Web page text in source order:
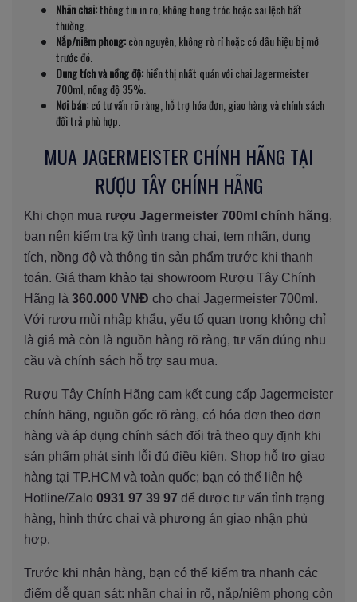
Nhãn chai:thông tin in rõ, không bong tróc hoặc sai lệch bất
thường.
Nắp/niêm phong:còn nguyên, không rò rỉ hoặc có dấu hiệu bị mở
trước đó.
Dung tích và nồng độ:hiển thị nhất quán với chai Jagermeister
700ml, nồng độ 35%.
Nơi bán:có tư vấn rõ ràng, hỗ trợ hóa đơn, giao hàng và chính sách
đổi trả phù hợp.
MUA JAGERMEISTER CHÍNH HÃNG TẠI
RƯỢU TÂY CHÍNH HÃNG
Khi chọn mua rượu Jagermeister 700ml chính hãng,
bạn nên kiểm tra kỹ tình trạng chai, tem nhãn, dung
tích, nồng độ và thông tin sản phẩm trước khi thanh
toán. Giá tham khảo tại showroom Rượu Tây Chính
Hãng là 360.000 VNĐ cho chai Jagermeister 700ml.
Với rượu mùi nhập khẩu, yếu tố quan trọng không chỉ
là giá mà còn là nguồn hàng rõ ràng, tư vấn đúng nhu
cầu và chính sách hỗ trợ sau mua.
Rượu Tây Chính Hãng cam kết cung cấp Jagermeister
chính hãng, nguồn gốc rõ ràng, có hóa đơn theo đơn
hàng và áp dụng chính sách đổi trả theo quy định khi
sản phẩm phát sinh lỗi đủ điều kiện. Shop hỗ trợ giao
hàng tại TP.HCM và toàn quốc; bạn có thể liên hệ
Hotline/Zalo 0931 97 39 97 để được tư vấn tình trạng
hàng, hình thức chai và phương án giao nhận phù
hợp.
Trước khi nhận hàng, bạn có thể kiểm tra nhanh các
điểm dễ quan sát: nhãn chai in rõ, nắp/niêm phong còn